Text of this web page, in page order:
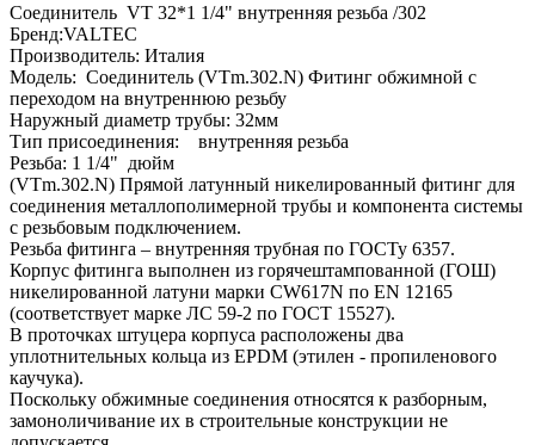
Соединитель VT 32*1 1/4" внутренняя резьба /302
Бренд:VALTEC
Производитель: Италия
Модель: Соединитель (VTm.302.N) Фитинг обжимной с
переходом на внутреннюю резьбу
Наружный диаметр трубы: 32мм
Тип присоединения: внутренняя резьба
Резьба: 1 1/4" дюйм
(VTm.302.N) Прямой латунный никелированный фитинг для
соединения металлополимерной трубы и компонента системы
с резьбовым подключением.
Резьба фитинга – внутренняя трубная по ГОСТу 6357.
Корпус фитинга выполнен из горячештампованной (ГОШ)
никелированной латуни марки CW617N по EN 12165
(соответствует марке ЛС 59-2 по ГОСТ 15527).
В проточках штуцера корпуса расположены два
уплотнительных кольца из EPDM (этилен - пропиленового
каучука).
Поскольку обжимные соединения относятся к разборным,
замоноличивание их в строительные конструкции не